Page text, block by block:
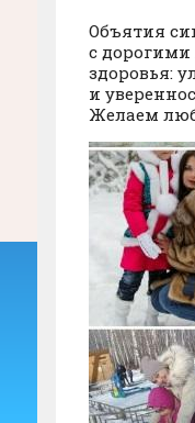
Объятия
с
здоровья:
и
Желаем